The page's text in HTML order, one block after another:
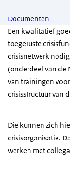
Documenten
Een kwalitatief
toegeruste
crisisnetwerk
(onderdeel van de
van trainingen
crisisstructuur van
Die kunnen zich
crisisorganisatie.
werken met